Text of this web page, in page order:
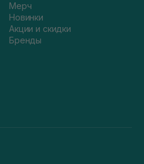
Мерч
Новинки
Акции и скидки
Бренды